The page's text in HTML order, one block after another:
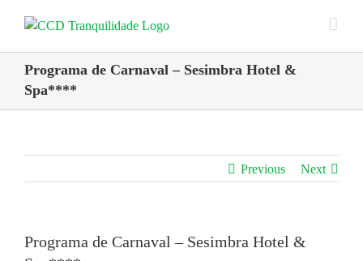
Programa de Carnaval – Sesimbra Hotel &
Spa****
Previous Next
Programa de Carnaval – Sesimbra Hotel &